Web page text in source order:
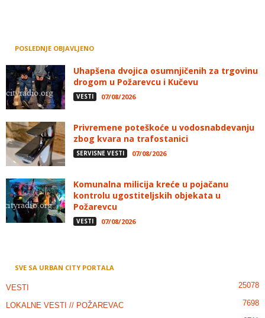
POSLEDNJE OBJAVLJENO
Uhapšena dvojica osumnjičenih za trgovinu
drogom u Požarevcu i Kučevu
VESTI 07/08/2026
Privremene poteškoće u vodosnabdevanju
zbog kvara na trafostanici
SERVISNE VESTI 07/08/2026
Komunalna milicija kreće u pojačanu
kontrolu ugostiteljskih objekata u
Požarevcu
VESTI 07/08/2026
SVE SA URBAN CITY PORTALA
VESTI 25078
LOKALNE VESTI // POŽAREVAC
7698